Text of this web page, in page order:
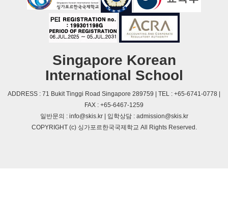
Singapore Korean
International School
ADDRESS : 71 Bukit Tinggi Road Singapore 289759 | TEL : +65-6741-0778 |
FAX : +65-6467-1259
일반문의 : info@skis.kr | 입학상담 : admission@skis.kr
COPYRIGHT (c) 싱가포르한국국제학교 All Rights Reserved.